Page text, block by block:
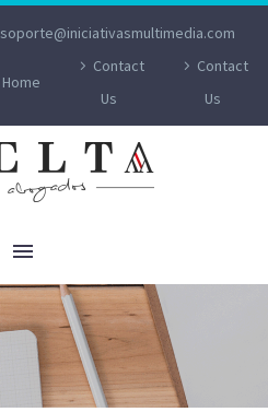
soporte@iniciativasmultimedia.com
Home
Contact
Us
Contact
Us